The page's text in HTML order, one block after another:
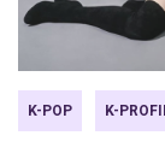
K-POP K-